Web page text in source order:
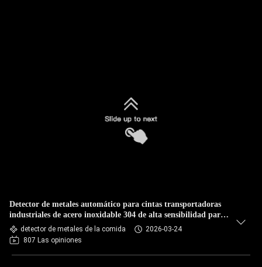
Detector de metales automático para cintas transportadoras
industriales de acero inoxidable 304 de alta sensibilidad para
seguridad de cintas transportadoras
detector de metales de la comida
2026-03-24
807 Las opiniones